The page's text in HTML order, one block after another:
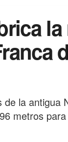
la antigua
metros